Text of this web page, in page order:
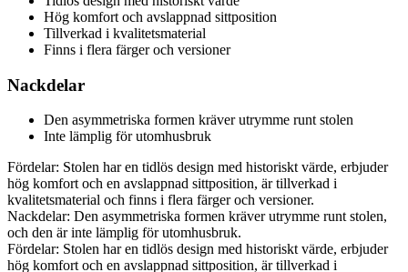
Hög komfort och avslappnad sittposition
Tillverkad i kvalitetsmaterial
Finns i flera färger och versioner
Nackdelar
Den asymmetriska formen kräver utrymme runt stolen
Inte lämplig för utomhusbruk
Fördelar: Stolen har en tidlös design med historiskt värde, erbjuder
hög komfort och en avslappnad sittposition, är tillverkad i
kvalitetsmaterial och finns i flera färger och versioner.
Nackdelar: Den asymmetriska formen kräver utrymme runt stolen,
och den är inte lämplig för utomhusbruk.
Fördelar: Stolen har en tidlös design med historiskt värde, erbjuder
hög komfort och en avslappnad sittposition, är tillverkad i